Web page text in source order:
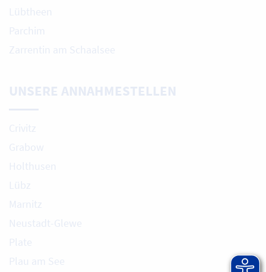
Lübtheen
Parchim
Zarrentin am Schaalsee
UNSERE ANNAHMESTELLEN
Crivitz
Grabow
Holthusen
Lübz
Marnitz
Neustadt-Glewe
Plate
Plau am See